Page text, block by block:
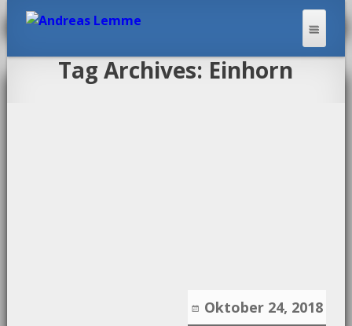
ANDREAS LEMME
Tag Archives: Einhorn
Oktober 24, 2018